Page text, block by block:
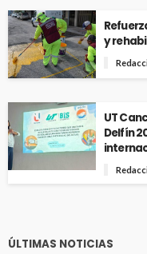
y
UT
Delfín
ÚLTIMAS NOTICIAS